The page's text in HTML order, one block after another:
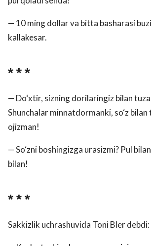
— 10 ming dollar va bitta basharasi
kallakesar.
* * *
— Do‘xtir, sizning dorilaringiz bilan
Shunchalar minnatdormanki, so‘z bilan
ojizman!
— So‘zni boshingizga urasizmi? Pul
bilan!
* * *
Sakkizlik uchrashuvida Toni Bler debdi: